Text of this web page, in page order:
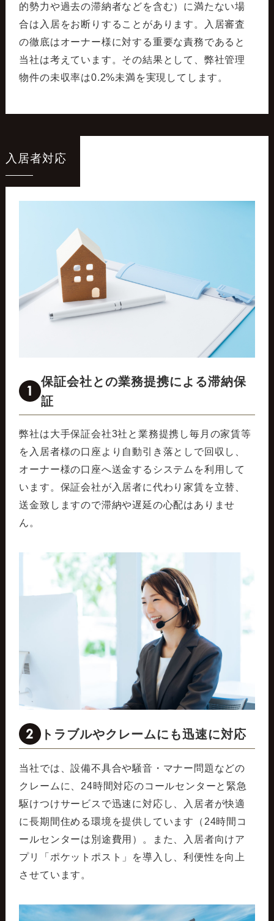
的勢力や過去の滞納者などを含む）に満たない場
合は入居をお断りすることがあります。入居審査
の徹底はオーナー様に対する重要な責務であると
当社は考えています。その結果として、弊社管理
物件の未収率は0.2%未満を実現してします。
入居者対応
1
保証会社との業務提携による滞納保
証
弊社は大手保証会社3社と業務提携し毎月の家賃等
を入居者様の口座より自動引き落としで回収し、
オーナー様の口座へ送金するシステムを利用して
います。保証会社が入居者に代わり家賃を立替、
送金致しますので滞納や遅延の心配はありませ
ん。
2 トラブルやクレームにも迅速に対応
当社では、設備不具合や騒音・マナー問題などの
クレームに、24時間対応のコールセンターと緊急
駆けつけサービスで迅速に対応し、入居者が快適
に長期間住める環境を提供しています（24時間コ
ールセンターは別途費用）。また、入居者向けア
プリ「ポケットポスト」を導入し、利便性を向上
させています。